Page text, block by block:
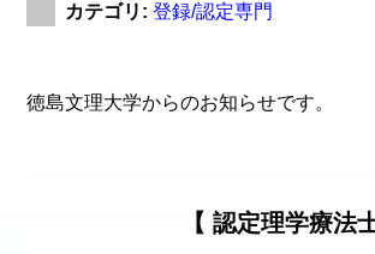
カテゴリ: 登録/認定専門
徳島文理大学からのお知らせです。
【 認定理学療法